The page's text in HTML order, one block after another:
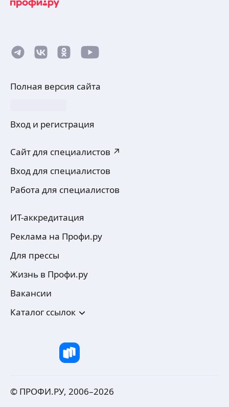
Полная версия сайта
Вход и регистрация
Сайт для специалистов ↗
Вход для специалистов
Работа для специалистов
ИТ-аккредитация
Реклама на Профи.ру
Для прессы
Жизнь в Профи.ру
Вакансии
Каталог ссылок
© ПРОФИ.РУ, 2006–2026